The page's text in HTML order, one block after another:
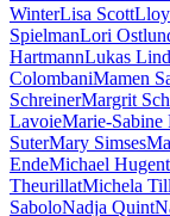
WinterLisa Scott
SpielmanLori
HartmannLukas
ColombaniMamen
SchreinerMargrit
LavoieMarie-Sabine
SuterMary Simses
EndeMichael
TheurillatMichela
SaboloNadja Quint